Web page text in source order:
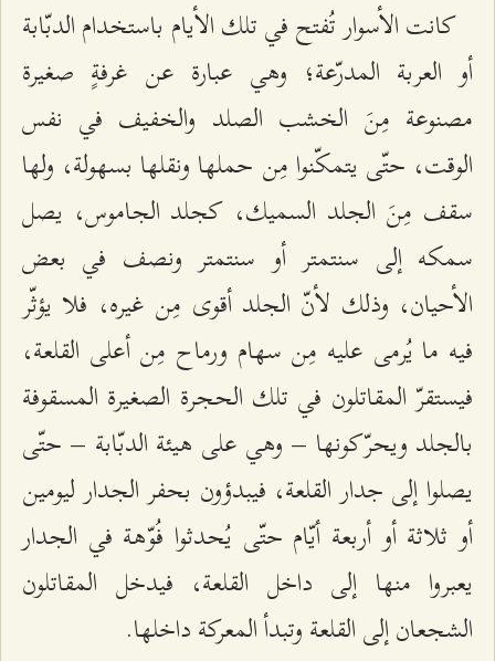
كانت الأسوار تُفتح في تلك الأيام باستخدام الدبّابة
أو العربة المدرّعة؛ وهي عبارة عن غرفةٍ صغيرة
مصنوعة مِنَ الخشب الصلد والخفيف في نفس
الوقت، حتّى يتمكّنوا مِن حملها ونقلها بسهولة، ولها
سقف مِنَ الجلد السميك، كجلد الجاموس، يصل
سمكه إلى سنتمتر أو سنتمتر ونصف في بعض
الأحيان، وذلك لأنّ الجلد أقوى مِن غيره، فلا يؤثّر
فيه ما يُرمى عليه مِن سهام ورماح مِن أعلى القلعة،
فيستقرّ المقاتلون في تلك الحجرة الصغيرة المسقوفة
بالجلد ويحرّكونها – وهي على هيئة الدبّابة – حتّى
يصلوا إلى جدار القلعة، فيبدؤون بحفر الجدار ليومين
أو ثلاثة أو أربعة أيّام حتّى يُحدثوا فُوّهة في الجدار
يعبروا منها إلى داخل القلعة، فيدخل المقاتلون
الشجعان إلى القلعة وتبدأ المعركة داخلها.